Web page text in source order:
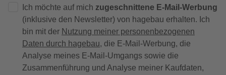
Ich möchte auf mich zugeschnittene E-Mail-Werbung
(inklusive den Newsletter) von hagebau erhalten. Ich
bin mit der Nutzung meiner personenbezogenen
Daten durch hagebau, die E-Mail-Werbung, die
Analyse meines E-Mail-Umgangs sowie die
Zusammenführung und Analyse meiner Kaufdaten,